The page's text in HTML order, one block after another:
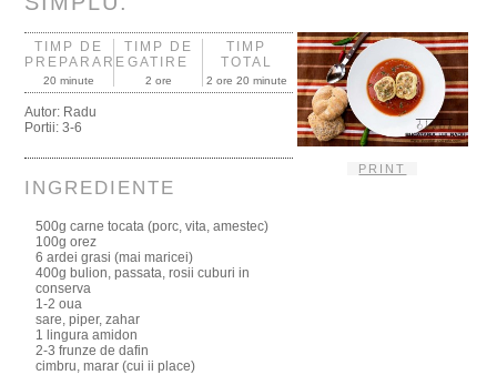
PRINT
TIMP DE
PREPARARE
20 minute
TIMP DE
GATIRE
2 ore
TIMP
TOTAL
2 ore 20 minute
Autor: Radu
Portii:3-6
INGREDIENTE
500g carne tocata (porc, vita, amestec)
100g orez
6 ardei grasi (mai maricei)
400g bulion, passata, rosii cuburi in
conserva
1-2 oua
sare, piper, zahar
1 lingura amidon
2-3 frunze de dafin
cimbru, marar (cui ii place)